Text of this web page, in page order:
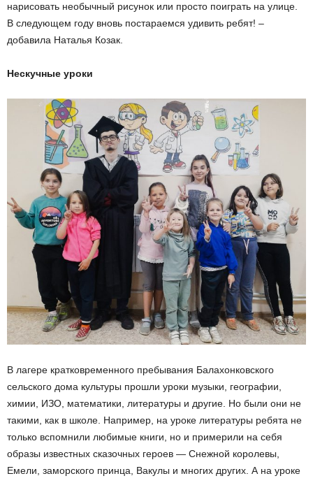
нарисовать необычный рисунок или просто поиграть на улице.
В следующем году вновь постараемся удивить ребят! –
добавила Наталья Козак.
Нескучные уроки
В лагере кратковременного пребывания Балахонковского
сельского дома культуры прошли уроки музыки, географии,
химии, ИЗО, математики, литературы и другие. Но были они не
такими, как в школе. Например, на уроке литературы ребята не
только вспомнили любимые книги, но и примерили на себя
образы известных сказочных героев — Снежной королевы,
Емели, заморского принца, Вакулы и многих других. А на уроке